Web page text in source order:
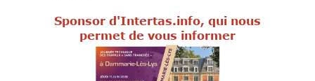
Sponsor d'Intertas.info, qui nous
permet de vous informer